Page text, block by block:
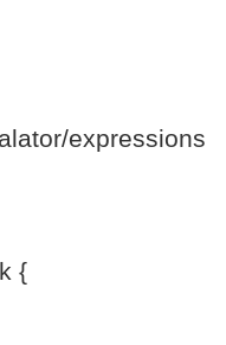
expressions
{